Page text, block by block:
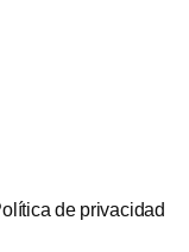
de privacidad